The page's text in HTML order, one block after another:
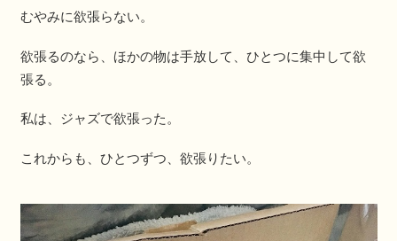
むやみに欲張らない。
欲張るのなら、ほかの物は手放して、ひとつに集中して欲
張る。
私は、ジャズで欲張った。
これからも、ひとつずつ、欲張りたい。